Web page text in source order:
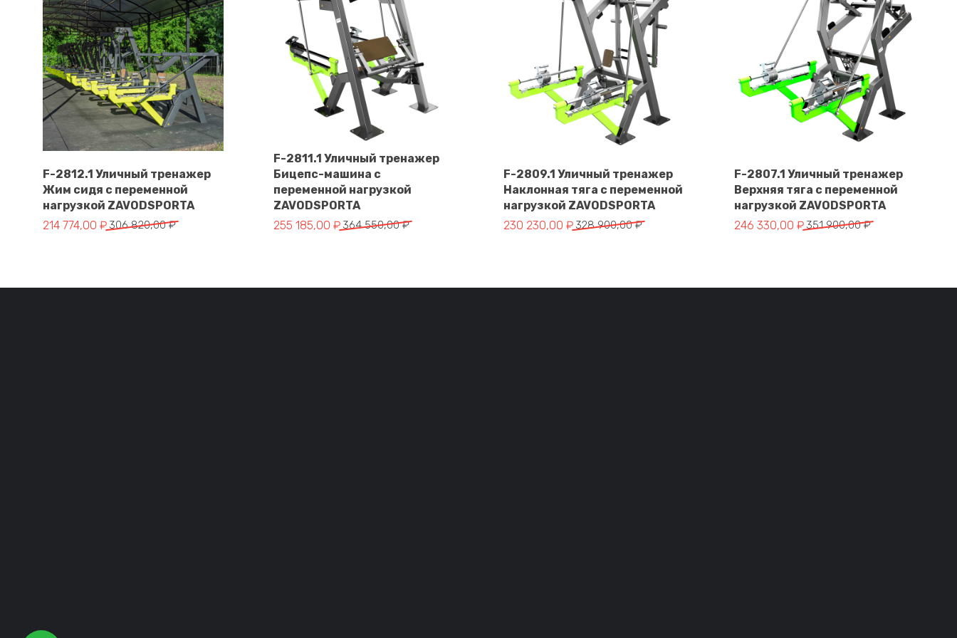
В корзину
F-2812.1 Уличный тренажер
Жим сидя с переменной
нагрузкой ZAVODSPORTA
306 820,00₽
Первоначальная цена составляла 306 820,00 ₽.
214 774,00 ₽
Текущая цена: 214 774,00 ₽.
В корзину
F-2811.1 Уличный тренажер
Бицепс-машина с
переменной нагрузкой
ZAVODSPORTA
364 550,00₽
Первоначальная цена составляла 364 550,00 ₽.
255 185,00 ₽
Текущая цена: 255 185,00 ₽.
В корзину
F-2809.1 Уличный тренажер
Наклонная тяга с переменной
нагрузкой ZAVODSPORTA
328 900,00₽
Первоначальная цена составляла 328 900,00 ₽.
230 230,00 ₽
Текущая цена: 230 230,00 ₽.
В корзину
F-2807.1 Уличный тренажер
Верхняя тяга с переменной
нагрузкой ZAVODSPORTA
351 900,00₽
Первоначальная цена составляла 351
246 330,00 ₽
Текущая цена: 246 330,00 ₽.